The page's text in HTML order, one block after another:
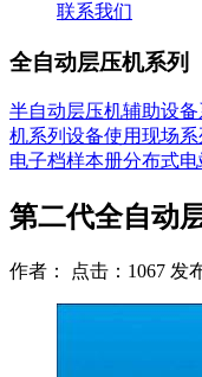
联系我们
全自动层压机系列
半自动层压机辅助设备
机系列 设备使用现场系
电子档样本册分布式电
第二代全自动
作者： 点击：1067 发